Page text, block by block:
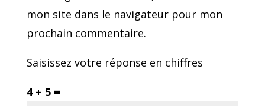
mon site dans le navigateur pour mon
prochain commentaire.
Saisissez votre réponse en chiffres
4 + 5 =